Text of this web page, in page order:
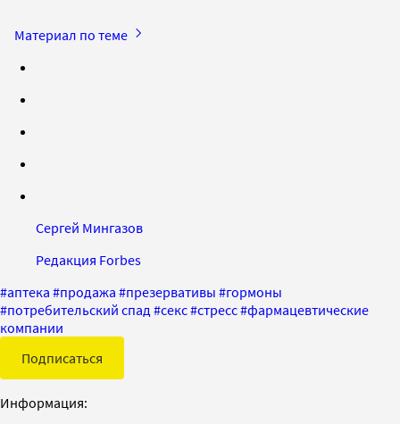
Материал по теме
Сергей Мингазов
Редакция Forbes
#аптека #продажа #презервативы #гормоны
#потребительский спад #секс#стресс#фармацевтические
компании
Подписаться
Информация: